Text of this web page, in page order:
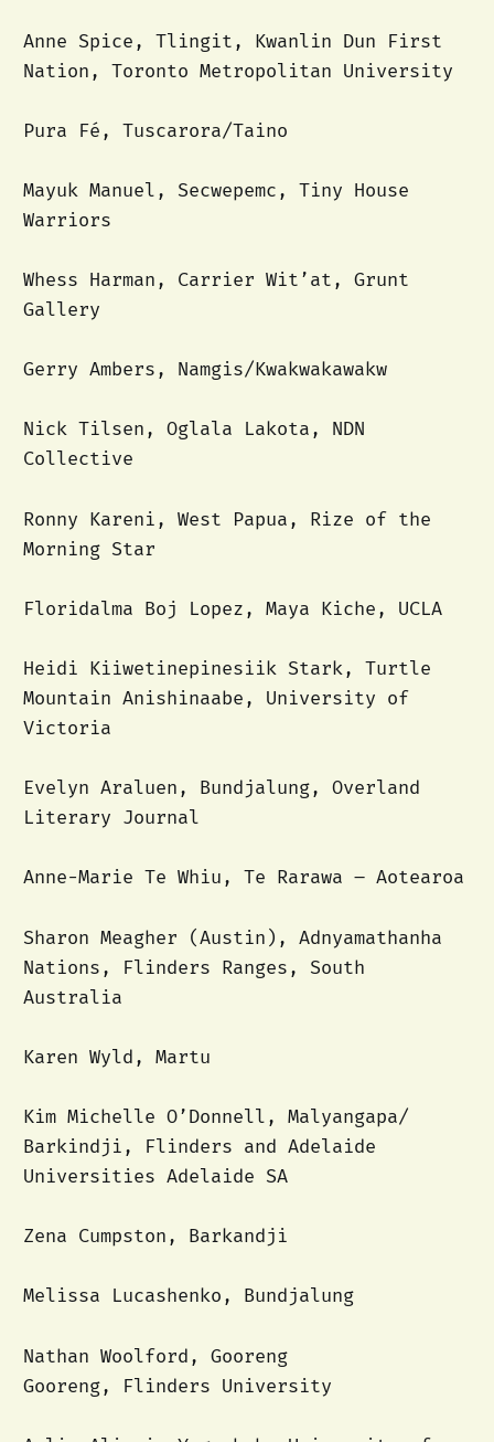
Anne Spice, Tlingit, Kwanlin Dun First
Nation, Toronto Metropolitan University
Pura Fé, Tuscarora/Taino
Mayuk Manuel, Secwepemc, Tiny House
Warriors
Whess Harman, Carrier Wit’at, Grunt
Gallery
Gerry Ambers, Namgis/Kwakwakawakw
Nick Tilsen, Oglala Lakota, NDN
Collective
Ronny Kareni, West Papua, Rize of the
Morning Star
Floridalma Boj Lopez, Maya Kiche, UCLA
Heidi Kiiwetinepinesiik Stark, Turtle
Mountain Anishinaabe, University of
Victoria
Evelyn Araluen, Bundjalung, Overland
Literary Journal
Anne-Marie Te Whiu, Te Rarawa – Aotearoa
Sharon Meagher (Austin), Adnyamathanha
Nations, Flinders Ranges, South
Australia
Karen Wyld, Martu
Kim Michelle O’Donnell, Malyangapa/
Barkindji, Flinders and Adelaide
Universities Adelaide SA
Zena Cumpston, Barkandji
Melissa Lucashenko, Bundjalung
Nathan Woolford, Gooreng
Gooreng, Flinders University